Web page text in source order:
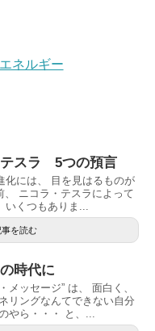
ネルギー
スラ 5つの預言
化には、 目を見はるものが
、 ニコラ・テスラによって
くつもありま...
事を読む
時代に
メッセージ” は、 面白く、
リングなんてできない自分
やら・・・ と、...